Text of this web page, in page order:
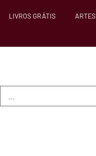
LIVROS GRÁTIS ARTES